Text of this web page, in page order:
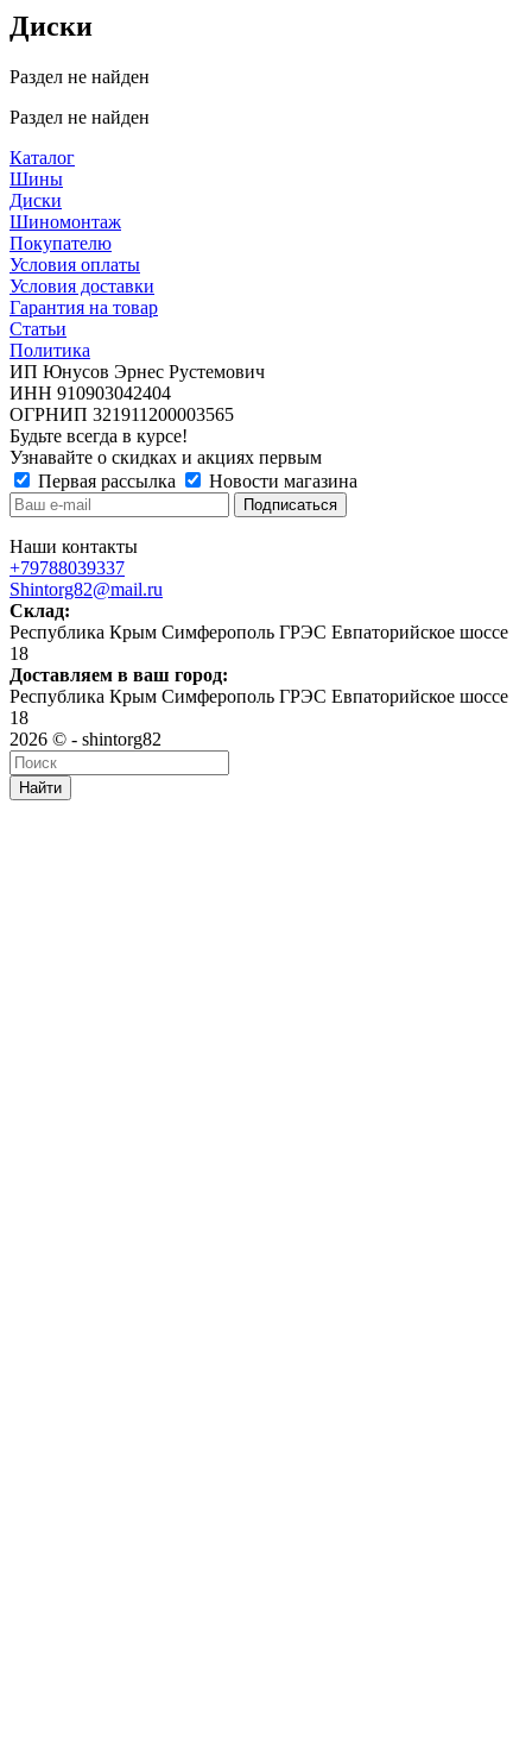
Диски
Раздел не найден
Раздел не найден
Каталог
Шины
Диски
Шиномонтаж
Покупателю
Условия оплаты
Условия доставки
Гарантия на товар
Статьи
Политика
ИП Юнусов Эрнес Рустемович
ИНН 910903042404
ОГРНИП 321911200003565
Будьте всегда в курсе!
Узнавайте о скидках и акциях первым
Первая рассылка
Новости магазина
Наши контакты
+79788039337
Shintorg82@mail.ru
Склад:
Республика Крым Симферополь ГРЭС Евпаторийское шоссе
18
Доставляем в ваш город:
Республика Крым Симферополь ГРЭС Евпаторийское шоссе
18
2026 © - shintorg82
Найти